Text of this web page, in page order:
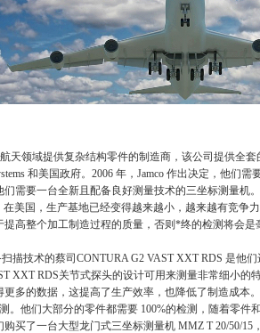
航天领域提供复杂结构零件的制造商，该公司提供全
和美国政府。2006 年，Jamco 作出决定，他们
需要一台全新且配备良好测量技术的三坐标测量机。
美国，生产基地已经变得越来越小，越来越有竞争力
高整个加工制造过程的质量，否则*终的检测将会是
描技术的蔡司CONTURA G2 VAST XXT RDS 是他
XXT RDS关节式探头的设计可用来测量非常细小的
多的数据，这提高了生产效率，也降低了制造成本
。他们大部分的零件都需要 100%的检测，随着零件
买了一台大型龙门式三坐标测量机 MMZ T 20/50/